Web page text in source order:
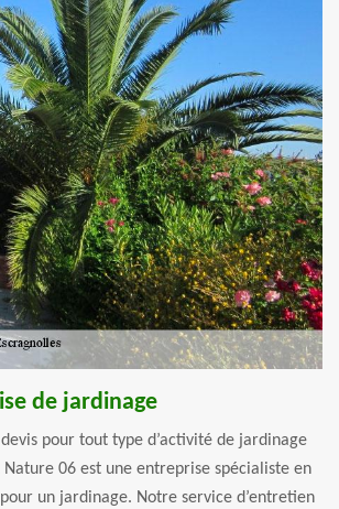
de jardinage
pour tout type d’activité de jardinage
06 est une entreprise spécialiste en
un jardinage. Notre service d’entretien